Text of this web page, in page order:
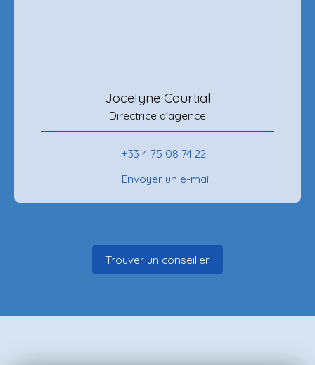
Jocelyne Courtial
Directrice d'agence
+33 4 75 08 74 22
Envoyer un e-mail
Trouver un conseiller